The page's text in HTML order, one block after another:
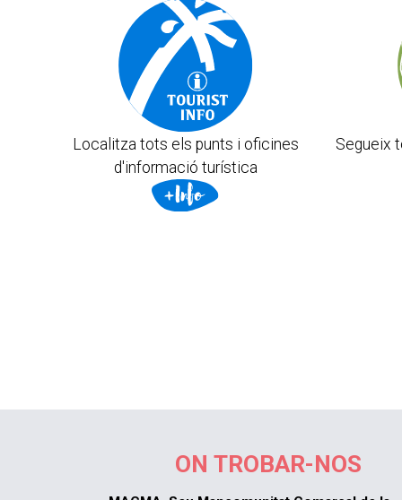
Localitza tots els punts i oficines
d'informació turística
Segueix
ON TROBAR-NOS